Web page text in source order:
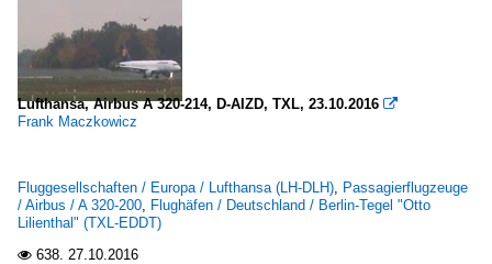
Lufthansa, Airbus A 320-214, D-AIZD, TXL, 23.10.2016 
Frank Maczkowicz
Fluggesellschaften / Europa / Lufthansa (LH-DLH), Passagierflugzeuge
/ Airbus / A 320-200, Flughäfen / Deutschland / Berlin-Tegel "Otto
Lilienthal" (TXL-EDDT)
 638. 27.10.2016